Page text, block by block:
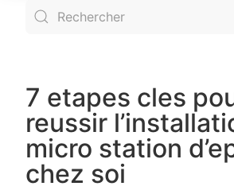
7 etapes cles
reussir
micro station
chez soi